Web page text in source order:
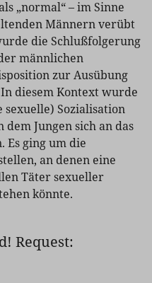
„normal“ – im Sinne
Männern verübt
die Schlußfolgerung
männlichen
zur Ausübung
diesem Kontext wurde
Sozialisation
Jungen sich an das
Es ging um die
an denen eine
Täter sexueller
könnte.
Request: